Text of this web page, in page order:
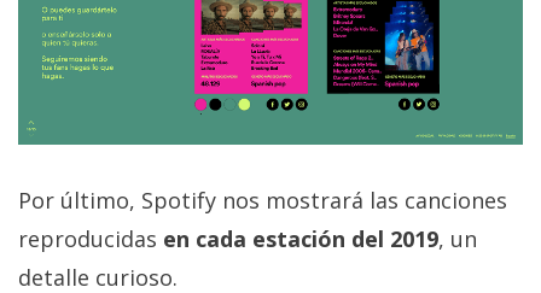
Por último, Spotify nos mostrará las canciones
reproducidas en cada estación del 2019, un
detalle curioso.